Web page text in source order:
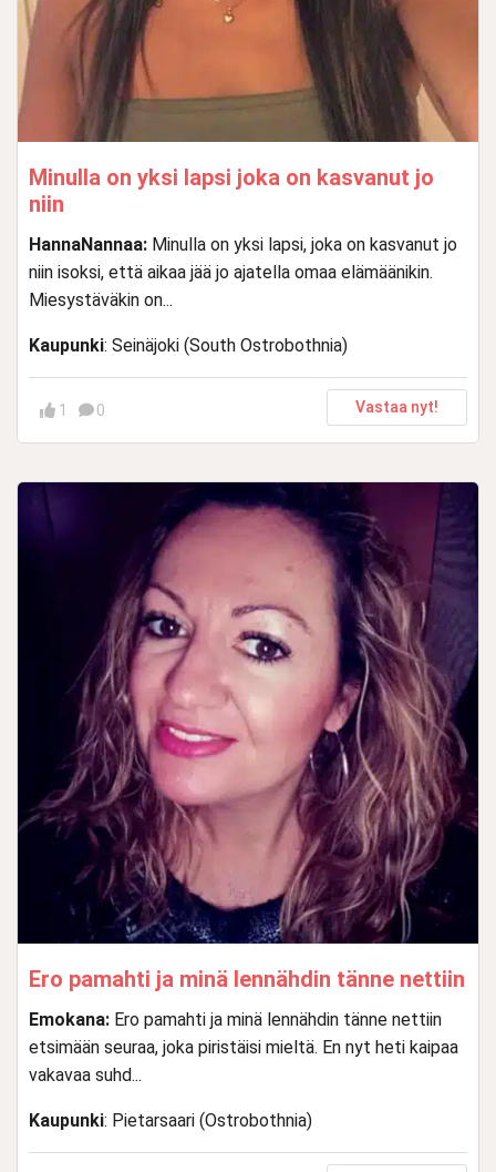
Minulla on yksi lapsi joka on kasvanut jo
niin
HannaNannaa: Minulla on yksi lapsi, joka on kasvanut jo
niin isoksi, että aikaa jää jo ajatella omaa elämäänikin.
Miesystäväkin on...
Kaupunki: Seinäjoki (South Ostrobothnia)
1 0 Vastaa nyt!
Ero pamahti ja minä lennähdin tänne nettiin
Emokana: Ero pamahti ja minä lennähdin tänne nettiin
etsimään seuraa, joka piristäisi mieltä. En nyt heti kaipaa
vakavaa suhd...
Kaupunki: Pietarsaari (Ostrobothnia)